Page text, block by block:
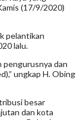
(17/9/2020)
pelantikan
lalu.
pengurusnya dan
ungkap H. Obing
besar
dan kota